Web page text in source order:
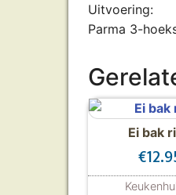
Uitvoering:
Parma 3-
Ei bak
€